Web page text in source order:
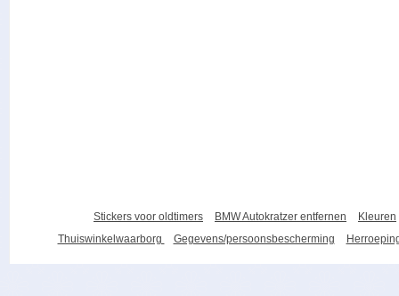
Stickers voor oldtimers BMW Autokratzer entfernen
Kleuren
Thuiswinkelwaarborg
Gegevens/persoonsbescherming